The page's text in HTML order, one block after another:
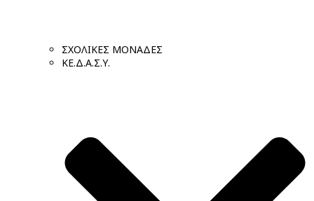
ΣΧΟΛΙΚΕΣ ΜΟΝΑΔΕΣ
ΚΕ.Δ.Α.Σ.Υ.